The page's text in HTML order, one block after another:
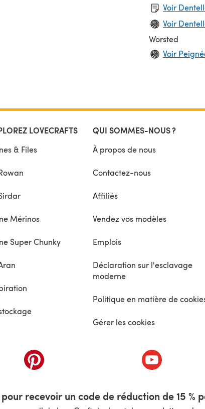
Voir
Voir
Worsted
Voir
LOVECRAFTS
& Files
Mérinos
Super Chunky
QUI SOMMES-NOUS ?
À propos de nous
Contactez-nous
Affiliés
Vendez vos modèles
Emplois
Déclaration sur l'esclavage
moderne
Politique en matière de
Gérer les cookies
onglet) (s'ouvre dans un nouvel onglet) (s'ouvre dans
recevoir un code de réduction de 15 %